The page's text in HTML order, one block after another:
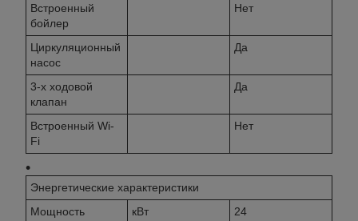
Встроенный
бойлер
Нет
Циркуляционный
насос
Да
3-х ходовой
клапан
Да
Встроенный Wi-
Fi
Нет
Энергетические характеристики
Мощность
кВт 24